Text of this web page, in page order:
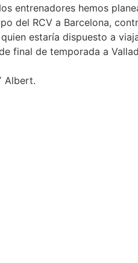
entrenadores hemos
del RCV a Barcelona,
estaría dispuesto a
final de temporada a
Albert.